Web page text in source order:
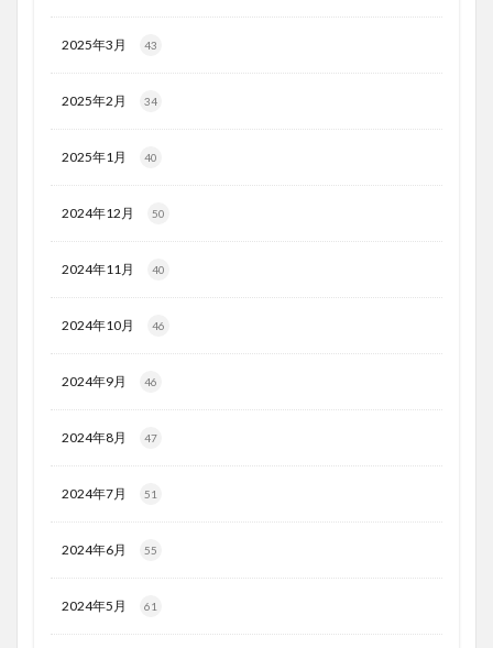
2025年3月 43
2025年2月 34
2025年1月 40
2024年12月 50
2024年11月 40
2024年10月 46
2024年9月 46
2024年8月 47
2024年7月 51
2024年6月 55
2024年5月 61